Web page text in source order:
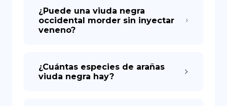
¿Puede una viuda negra
occidental morder sin inyectar
veneno?
¿Cuántas especies de arañas
viuda negra hay?